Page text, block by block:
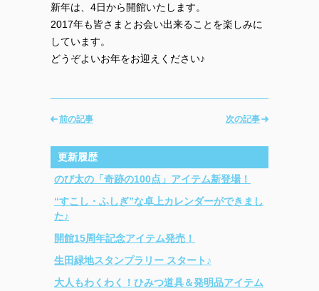
新年は、4日から開館いたします。
2017年も皆さまとお会い出来ることを楽しみに
しています。
どうぞよいお年をお迎えください♪
次の記事
前の記事
更新履歴
のび太の「奇跡の100点」アイテム新登場！
“すこし・ふしぎ”な卓上カレンダーができまし
た♪
開館15周年記念アイテム発売！
生田緑地スタンプラリー スタート♪
大人もわくわく！ひみつ道具＆発明品アイテム